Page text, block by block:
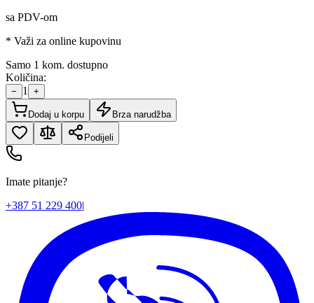
sa PDV-om
* Važi za online kupovinu
Samo 1 kom. dostupno
Količina:
− 1 +
Dodaj u korpu Brza narudžba
Podijeli
Imate pitanje?
+387 51 229 400|